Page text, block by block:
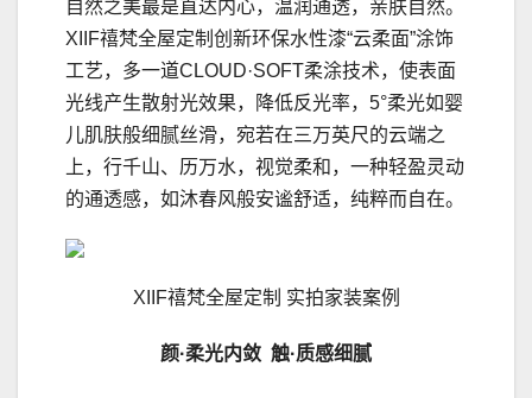
自然之美最是直达内心，温润通透，亲肤自然。
XIIF禧梵全屋定制创新环保水性漆“云柔面”涂饰
工艺，多一道CLOUD·SOFT柔涂技术，使表面
光线产生散射光效果，降低反光率，5°柔光如婴
儿肌肤般细腻丝滑，宛若在三万英尺的云端之
上，行千山、历万水，视觉柔和，一种轻盈灵动
的通透感，如沐春风般安谧舒适，纯粹而自在。
XIIF禧梵全屋定制 实拍家装案例
颜·柔光内敛 触·质感细腻